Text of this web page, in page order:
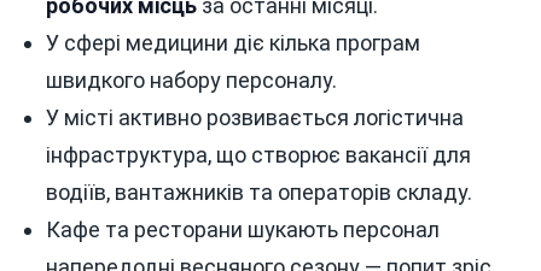
робочих місцьза останні місяці.
У сфері медицини діє кілька програм
швидкого набору персоналу.
У місті активно розвивається логістична
інфраструктура, що створює вакансії для
водіїв, вантажників та операторів складу.
Кафе та ресторани шукають персонал